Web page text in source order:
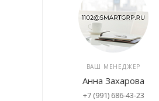
ВАШ МЕНЕДЖЕР
Анна Захарова
+7 (991) 686-43-23